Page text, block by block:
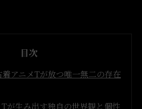
目次
着アニメTが放つ唯一無二の存在
が生み出す独自の世界観と個性